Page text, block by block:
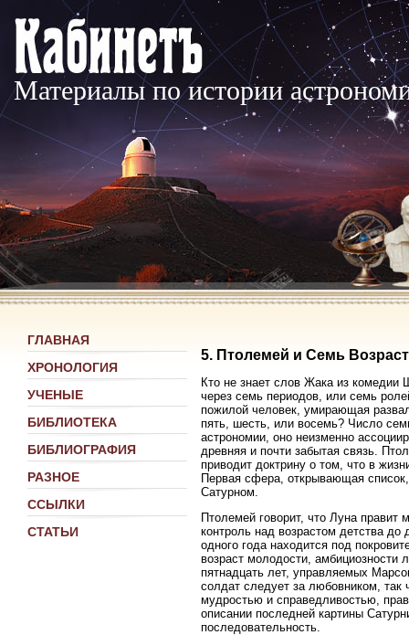
Материалы по истории
ГЛАВНАЯ
ХРОНОЛОГИЯ
УЧЕНЫЕ
БИБЛИОТЕКА
БИБЛИОГРАФИЯ
РАЗНОЕ
ССЫЛКИ
СТАТЬИ
5. Птолемей и Семь
Кто не знает слов Жака из комедии
через семь периодов, или семь
пожилой человек, умирающая
пять, шесть, или восемь? Число
астрономии, оно неизменно
древняя и почти забытая связь.
приводит доктрину о том, что в
Первая сфера, открывающая
Сатурном.
Птолемей говорит, что Луна правит
контроль над возрастом детства
одного года находится под
возраст молодости,
пятнадцать лет, управляемых
солдат следует за любовником, так
мудростью и справедливостью,
описании последней картины
последовательность.